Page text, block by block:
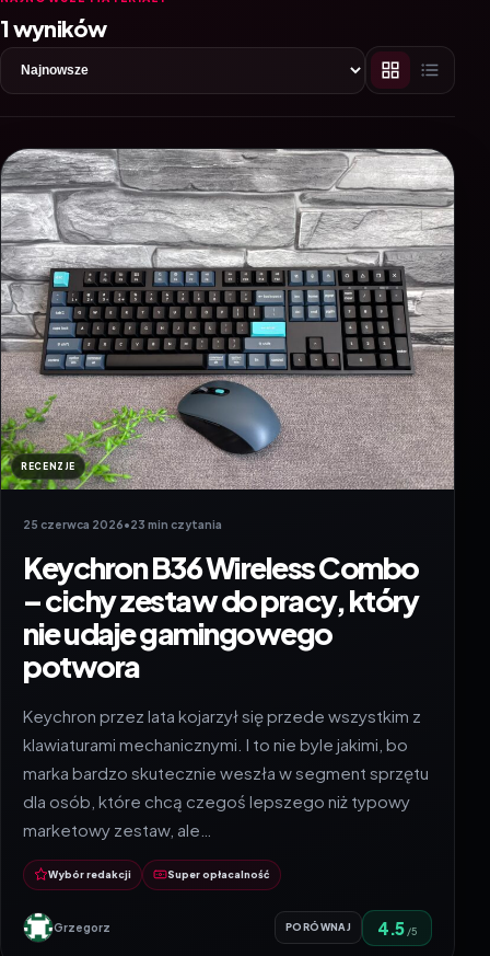
1 wyników
RECENZJE
25 czerwca 2026•23 min czytania
Keychron B36 Wireless Combo
– cichy zestaw do pracy, który
nie udaje gamingowego
potwora
Keychron przez lata kojarzył się przede wszystkim z
klawiaturami mechanicznymi. I to nie byle jakimi, bo
marka bardzo skutecznie weszła w segment sprzętu
dla osób, które chcą czegoś lepszego niż typowy
marketowy zestaw, ale…
Wybór redakcji Super opłacalność
Grzegorz PORÓWNAJ 4.5 /5